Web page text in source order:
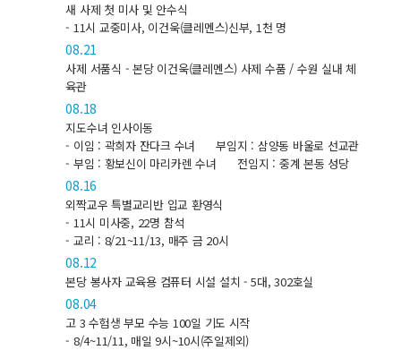
새 사제 첫 미사 및 안수식
- 11시 교중미사, 이건욱(클레멘스)신부, 1천 명
08.21
사제 서품식 - 본당 이건욱(클레멘스) 사제 수품 / 수원 실내 체
육관
08.18
지도수녀 인사이동
- 이임 : 곽희자 잔다크 수녀
부임지 : 삼양동 바울로 선교관
- 부임 : 황보신이 마리카렌 수녀
전임지 : 중계 본동 성당
08.16
외짝교우 특별교리반 입교 환영식
- 11시 미사중, 22명 참석
- 교리 : 8/21~11/13, 매주 금 20시
08.12
본당 봉사자 교육용 컴퓨터 시설 설치 - 5대, 302호실
08.04
고 3 수험생 부모 수능 100일 기도 시작
- 8/4~11/11, 매일 9시~10시(주일제외)